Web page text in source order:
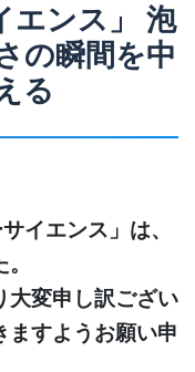
エンス」 泡
の瞬間を中
る
イエンス」は、
大変申し訳ござい
ますようお願い申